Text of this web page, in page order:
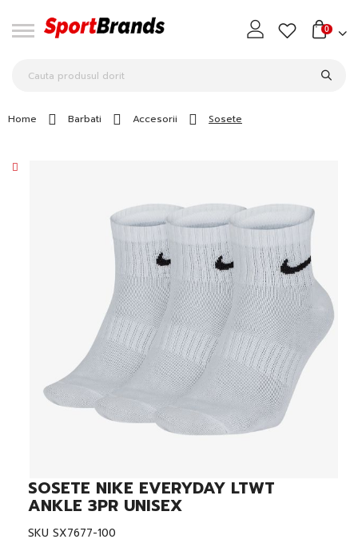
0
Home Barbati Accesorii Sosete
Skip
to
the
beginning
of
SOSETE NIKE EVERYDAY LTWT
ANKLE 3PR UNISEX
SKU SX7677-100